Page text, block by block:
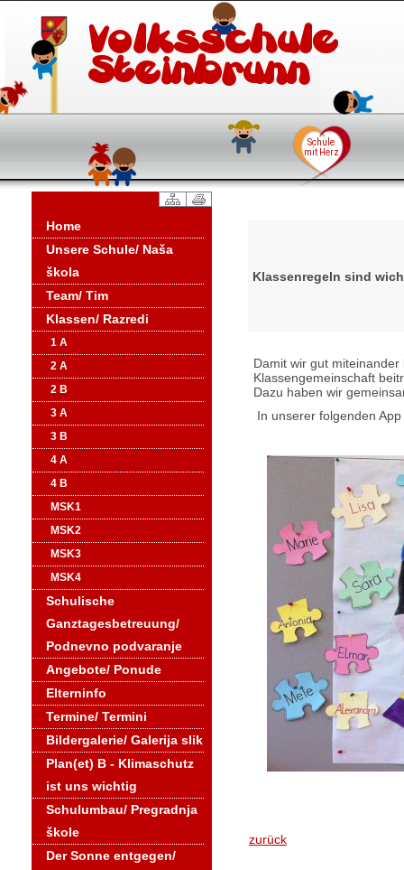
Home
Unsere Schule/ Naša
škola
Team/ Tim
Klassen/ Razredi
1 A
2 A
2 B
3 A
3 B
4 A
4 B
MSK1
MSK2
MSK3
MSK4
Schulische
Ganztagesbetreuung/
Podnevno podvaranje
Angebote/ Ponude
Elterninfo
Termine/ Termini
Bildergalerie/ Galerija slik
Plan(et) B - Klimaschutz
ist uns wichtig
Schulumbau/ Pregradnja
škole
Der Sonne entgegen/
Klassenregeln sind
Damit wir gut
Klassengemeinschaft
Dazu haben wir
In unserer folgenden
zurück